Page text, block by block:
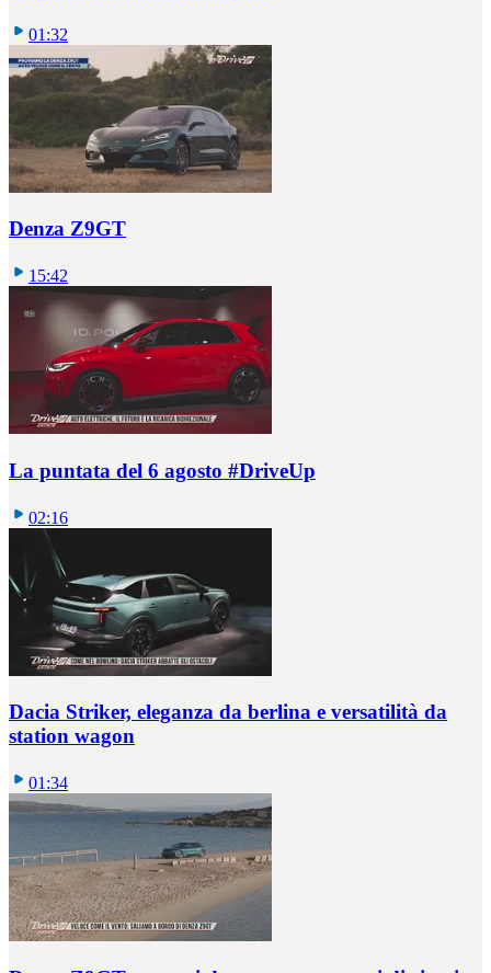
01:32
Denza Z9GT
15:42
La puntata del 6 agosto #DriveUp
02:16
Dacia Striker, eleganza da berlina e versatilità da
station wagon
01:34